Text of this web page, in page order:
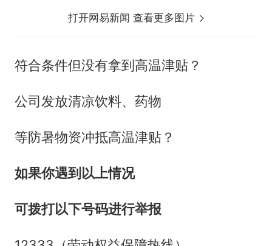
打开网易新闻 查看更多图片
符合条件但没有拿到高温津贴？
公司发放清凉饮料、药物
等防暑物资冲抵高温津贴？
如果你遇到以上情况
可拨打以下号码进行举报